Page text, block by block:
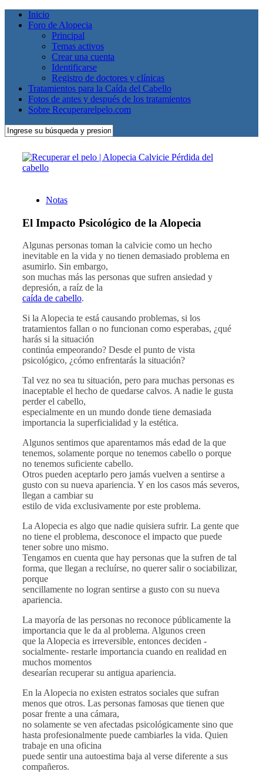
Inicio
Foro de Alopecia
Principal
Temas activos
Crear una cuenta
Identificarse
Registro de doctores y clínicas
Tratamientos para la Caída del Cabello
Fotos de antes y después de los tratamientos
Sobre Recuperarelpelo.com
Notas
El Impacto Psicológico de la Alopecia
Algunas personas toman la calvicie como un hecho
inevitable en la vida y no tienen demasiado problema en
asumirlo. Sin embargo,
son muchas más las personas que sufren ansiedad y
depresión, a raíz de la
caída de cabello.
Si la Alopecia te está causando problemas, si los
tratamientos fallan o no funcionan como esperabas, ¿qué
harás si la situación
continúa empeorando? Desde el punto de vista
psicológico, ¿cómo enfrentarás la situación?
Tal vez no sea tu situación, pero para muchas personas es
inaceptable el hecho de quedarse calvos. A nadie le gusta
perder el cabello,
especialmente en un mundo donde tiene demasiada
importancia la superficialidad y la estética.
Algunos sentimos que aparentamos más edad de la que
tenemos, solamente porque no tenemos cabello o porque
no tenemos suficiente cabello.
Otros pueden aceptarlo pero jamás vuelven a sentirse a
gusto con su nueva apariencia. Y en los casos más severos,
llegan a cambiar su
estilo de vida exclusivamente por este problema.
La Alopecia es algo que nadie quisiera sufrir. La gente que
no tiene el problema, desconoce el impacto que puede
tener sobre uno mismo.
Tengamos en cuenta que hay personas que la sufren de tal
forma, que llegan a recluírse, no querer salir o sociabilizar,
porque
sencillamente no logran sentirse a gusto con su nueva
apariencia.
La mayoría de las personas no reconoce públicamente la
importancia que le da al problema. Algunos creen
que la Alopecia es irreversible, entonces deciden -
socialmente- restarle importancia cuando en realidad en
muchos momentos
desearían recuperar su antigua apariencia.
En la Alopecia no existen estratos sociales que sufran
menos que otros. Las personas famosas que tienen que
posar frente a una cámara,
no solamente se ven afectadas psicológicamente sino que
hasta profesionalmente puede cambiarles la vida. Quien
trabaje en una oficina
puede sentir una autoestima baja al verse diferente a sus
compañeros.